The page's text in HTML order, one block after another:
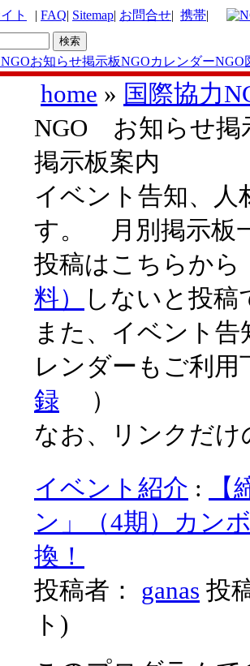
| FAQ| Sitemap| お問合せ| 携帯|
NGOお知らせ掲示板NGOカレンダーNGO
home»国際
NGO お知ら
掲示板案内
イベント告知
す。 月別掲
投稿はこち
料）しないと
また、イベン
レンダーもご
録）
なお、リンク
イベント紹介
（4期）カン